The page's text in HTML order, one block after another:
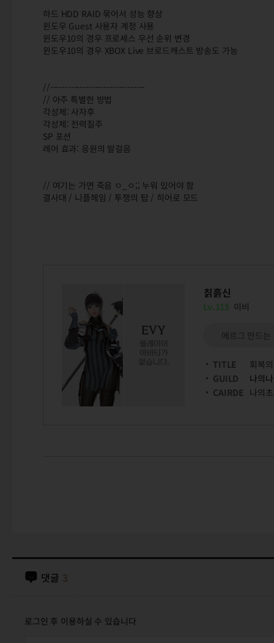
하드 HDD RAID 묶어서 성능 향상
윈도우 Guest 사용자 계정 사용
윈도우10의 경우 프로세스 우선 순위 변경
윈도우10의 경우 XBOX Live 브로드캐스트 방송도 가능
//--------------------------------
// 아주 특별한 방법
각성제: 사자후
각성제: 전력질주
SP 포션
레어 효과: 응원의 발걸음
// 여기는 가면 죽음 ㅇ_ㅇ;; 누워 있어야 함
결사대 / 니플헤임 / 투쟁의 탑 / 히어로 모드
칡흙신
Lv.115 이비
에르그 만드는
TITLE
회복
GUILD
나의
CAIRDE 나의
댓글 3
로그인 후 이용하실 수 있습니다